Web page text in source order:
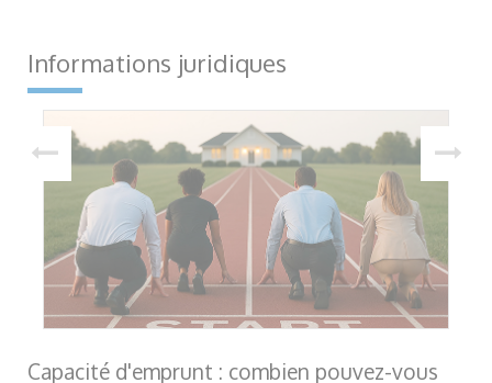
Informations juridiques
Capacité d'emprunt : combien pouvez-vous